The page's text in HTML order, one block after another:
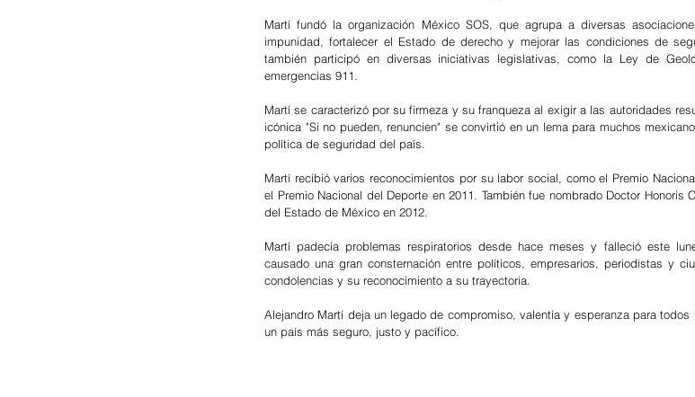
Martí fundó la organización México SOS, que agrupa a diversas
impunidad, fortalecer el Estado de derecho y mejorar las condiciones de
también participó en diversas iniciativas legislativas, como la Ley de
emergencias 911.
Martí se caracterizó por su firmeza y su franqueza al exigir a las autoridades
icónica "Si no pueden, renuncien" se convirtió en un lema para muchos
política de seguridad del país.
Martí recibió varios reconocimientos por su labor social, como el Premio
el Premio Nacional del Deporte en 2011. También fue nombrado Doctor Honoris
del Estado de México en 2012.
Martí padecía problemas respiratorios desde hace meses y falleció este
causado una gran consternación entre políticos, empresarios, periodistas y
condolencias y su reconocimiento a su trayectoria.
Alejandro Martí deja un legado de compromiso, valentía y esperanza para
un país más seguro, justo y pacífico.